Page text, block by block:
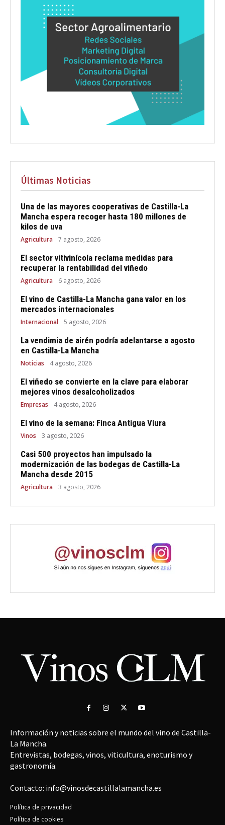
Últimas Noticias
Una de las mayores cooperativas de Castilla-La
Mancha espera recoger hasta 180 millones de
kilos de uva
Agricultura 7 agosto, 2026
El sector vitivinícola reclama medidas para
recuperar la rentabilidad del viñedo
Agricultura 6 agosto, 2026
El vino de Castilla-La Mancha gana valor en los
mercados internacionales
Internacional 5 agosto, 2026
La vendimia de airén podría adelantarse a agosto
en Castilla-La Mancha
Noticias 4 agosto, 2026
El viñedo se convierte en la clave para elaborar
mejores vinos desalcoholizados
Empresas 4 agosto, 2026
El vino de la semana: Finca Antigua Viura
Vinos 3 agosto, 2026
Casi 500 proyectos han impulsado la
modernización de las bodegas de Castilla-La
Mancha desde 2015
Agricultura 3 agosto, 2026
Información y noticias sobre el mundo del vino de Castilla-
La Mancha.
Entrevistas, bodegas, vinos, viticultura, enoturismo y
gastronomía.
Contacto: info@vinosdecastillalamancha.es
Política de privacidad
Política de cookies